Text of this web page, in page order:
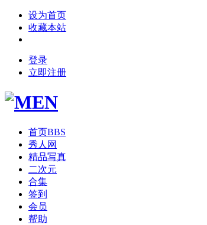
设为首页
收藏本站
登录
立即注册
首页BBS
秀人网
精品写真
二次元
合集
签到
会员
帮助